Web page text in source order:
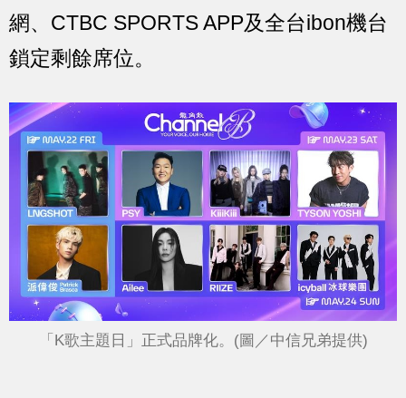
網、CTBC SPORTS APP及全台ibon機台
鎖定剩餘席位。
「K歌主題日」正式品牌化。(圖／中信兄弟提供)